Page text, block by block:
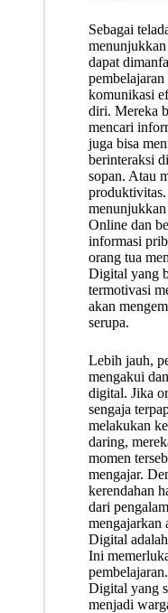
Sebagai
dapat
komunikasi
diri. Mereka
mencari
juga bisa
berinteraksi
sopan. Atau
Online dan
informasi
orang tua
Digital yang
termotivasi
akan
serupa.
Lebih jauh,
mengakui
digital. Jika
sengaja
melakukan
daring,
momen
mengajar.
kerendahan
dari
mengajarkan
Digital
Ini
Digital yang
menjadi